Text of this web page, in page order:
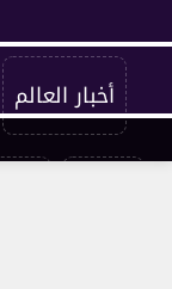
أخبار العالم